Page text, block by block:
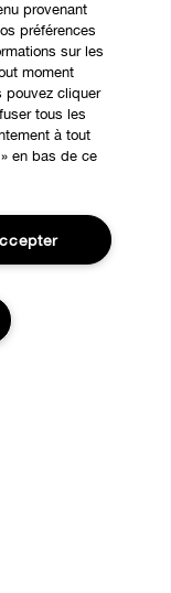
provenant
préférences
sur les
moment
pouvez cliquer
tous les
à tout
en bas de ce